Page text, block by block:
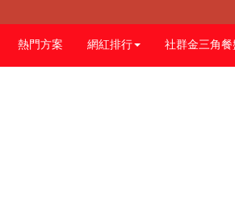
熱門方案 網紅排行 社群金三角